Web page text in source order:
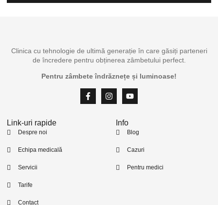
Clinica cu tehnologie de ultimă generație în care găsiți parteneri
de încredere pentru obținerea zâmbetului perfect.
Pentru zâmbete îndrăznețe și luminoase!
Link-uri rapide
Despre noi
Echipa medicală
Servicii
Tarife
Contact
Info
Blog
Cazuri
Pentru medici